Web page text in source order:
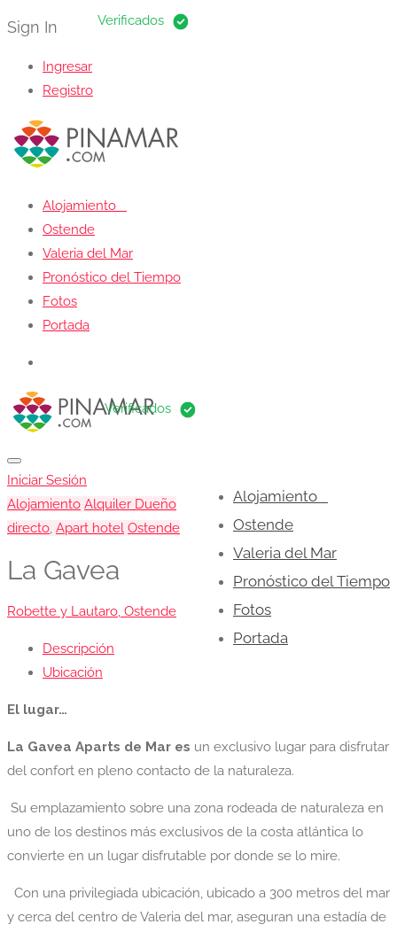
Sign In
Ingresar
Registro
Alojamiento
Ostende
Valeria del Mar
Pronóstico del Tiempo
Fotos
Portada
Alojamiento
Ostende
Valeria del Mar
Pronóstico del Tiempo
Fotos
Portada
Iniciar Sesión
Alojamiento Alquiler Dueño
directo, Apart hotel Ostende
La Gavea
Robette y Lautaro, Ostende
Descripción
Ubicación
El lugar…
La Gavea Aparts de Mar es un exclusivo lugar para disfrutar
del confort en pleno contacto de la naturaleza.
Su emplazamiento sobre una zona rodeada de naturaleza en
uno de los destinos más exclusivos de la costa atlántica lo
convierte en un lugar disfrutable por donde se lo mire.
Con una privilegiada ubicación, ubicado a 300 metros del mar
y cerca del centro de Valeria del mar, aseguran una estadía de